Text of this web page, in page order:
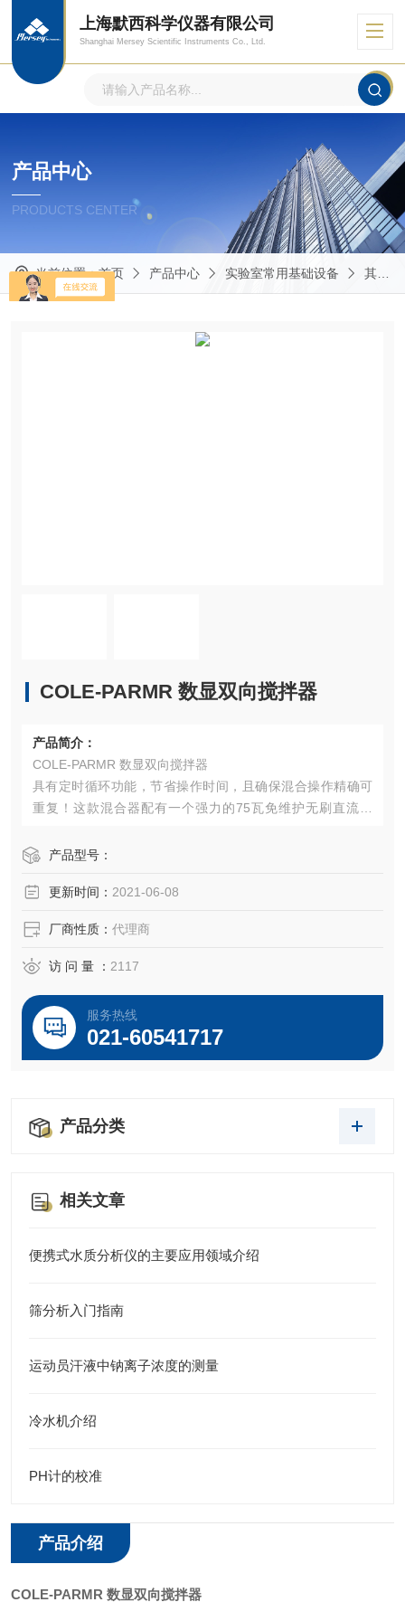
上海默西科学仪器有限公司
Shanghai Mersey Scientific Instruments Co., Ltd.
产品中心
PRODUCTS CENTER
当前位置：首页 产品中心 实验室常用基础设备 其他实验室常用仪器设备
COLE-PARMR 数显双向搅拌器
产品简介：
COLE-PARMR 数显双向搅拌器
具有定时循环功能，节省操作时间，且确保混合操作精确可
重复！这款混合器配有一个强力的75瓦免维护无刷直流马
cps或 多达 6.6 加仑（25升）的液体。通轴混合头和马达设
同样品时的停机时间。马达转速可精确显示并控制在±1 rpm
产品型号：
更新时间： 2021-06-08
厂商性质： 代理商
访 问 量 ： 2117
服务热线
021-60541717
产品分类
相关文章
便携式水质分析仪的主要应用领域介绍
筛分析入门指南
运动员汗液中钠离子浓度的测量
冷水机介绍
PH计的校准
产品介绍
COLE-PARMR 数显双向搅拌器